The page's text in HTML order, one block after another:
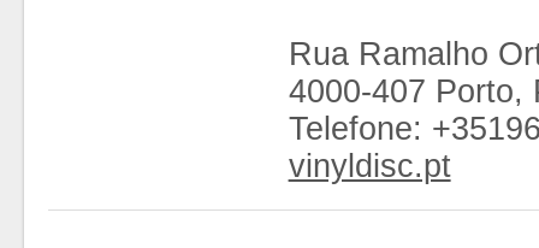
Rua Ramalho
4000-407 Porto,
Telefone:
vinyldisc.pt